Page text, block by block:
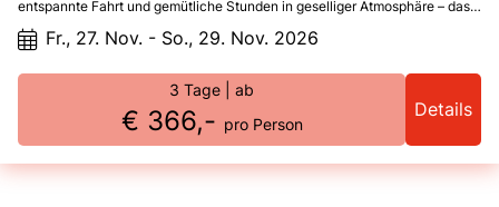
entspannte Fahrt und gemütliche Stunden in geselliger Atmosphäre – das
Fr., 27. Nov. - So., 29. Nov. 2026
3 Tage | ab
€ 366,- pro Person
Details